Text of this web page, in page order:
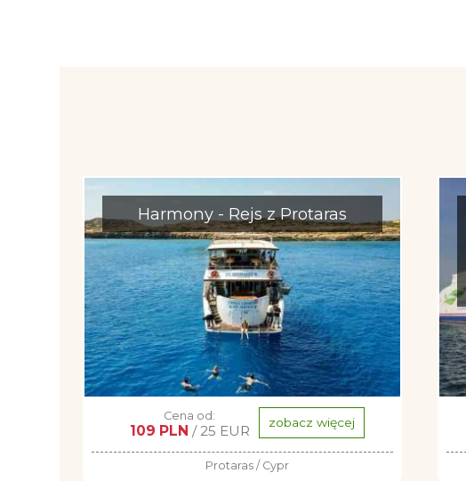
Harmony - Rejs z Protaras
Cena od:
109 PLN / 25 EUR zobacz więcej
Protaras / Cypr